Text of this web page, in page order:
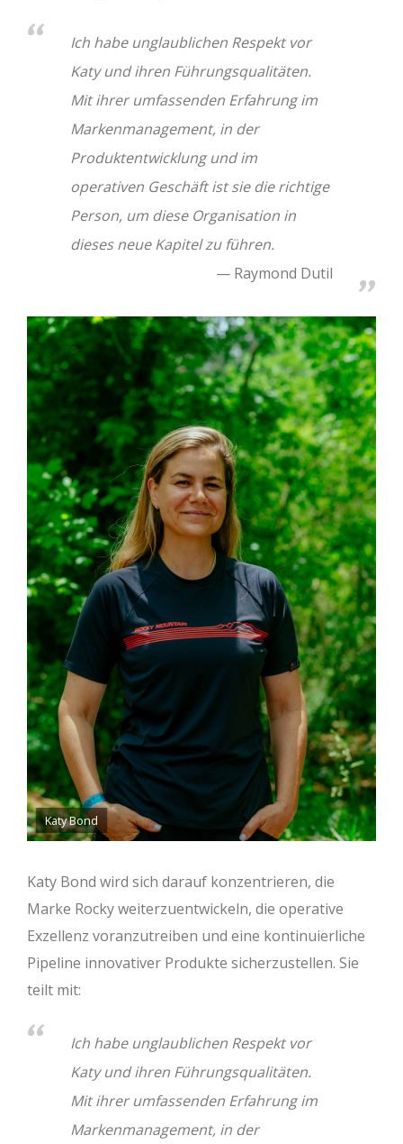
Ich habe unglaublichen Respekt vor
Katy und ihren Führungsqualitäten.
Mit ihrer umfassenden Erfahrung im
Markenmanagement, in der
Produktentwicklung und im
operativen Geschäft ist sie die richtige
Person, um diese Organisation in
dieses neue Kapitel zu führen.
Raymond Dutil
Katy Bond
Katy Bond wird sich darauf konzentrieren, die
Marke Rocky weiterzuentwickeln, die operative
Exzellenz voranzutreiben und eine kontinuierliche
Pipeline innovativer Produkte sicherzustellen. Sie
teilt mit:
Ich habe unglaublichen Respekt vor
Katy und ihren Führungsqualitäten.
Mit ihrer umfassenden Erfahrung im
Markenmanagement, in der